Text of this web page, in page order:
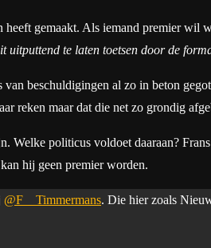
gemaakt. Als iemand premier wil
uitputtend te laten toetsen door de
beschuldigingen al zo in beton
reken maar dat die net zo grondig
Welke politicus voldoet daaraan?
hij geen premier worden.
@F__Timmermans. Die hier zoals